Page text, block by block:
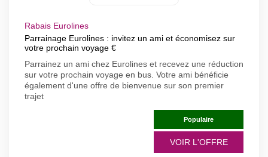
Rabais Eurolines
Parrainage Eurolines : invitez un ami et économisez sur
votre prochain voyage €
Parrainez un ami chez Eurolines et recevez une réduction
sur votre prochain voyage en bus. Votre ami bénéficie
également d'une offre de bienvenue sur son premier
trajet
Populaire
VOIR L'OFFRE